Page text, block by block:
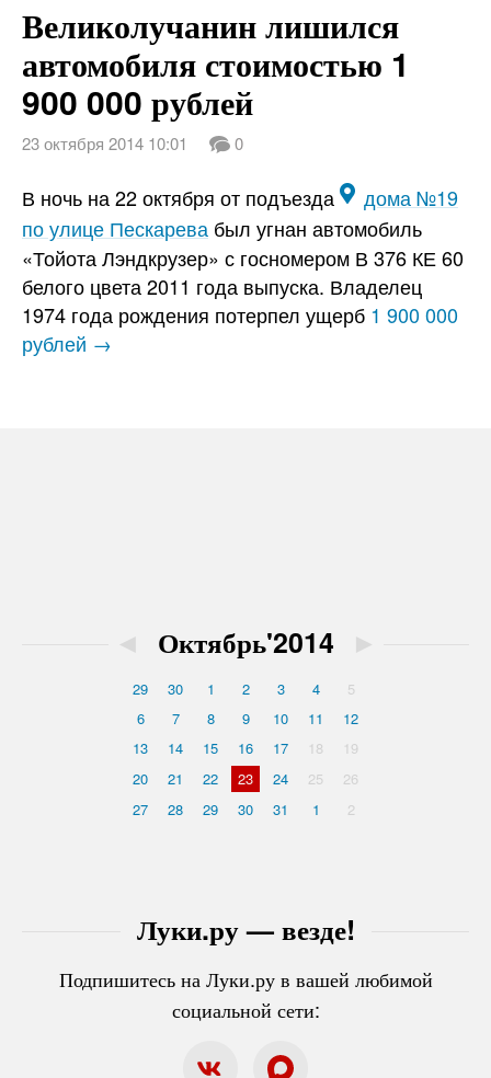
Великолучанин лишился
автомобиля стоимостью 1
900 000 рублей
23 октября 2014 10:01 0
В ночь на 22 октября от подъезда
дома №19
по улице Пескарева был угнан автомобиль
«Тойота Лэндкрузер» с госномером В 376 КЕ 60
белого цвета 2011 года выпуска. Владелец
1974 года рождения потерпел ущерб 1 900 000
рублей →
Луки.ру — везде!
Подпишитесь на Луки.ру в вашей любимой
социальной сети:
◄ Октябрь'2014 ►
29 30 1 2 3 4
5
6
7 8 9 10 11
12
13
14 15 16 17 18
19
20
21 22 23 24 25
26
27
28 29 30 31 1 2